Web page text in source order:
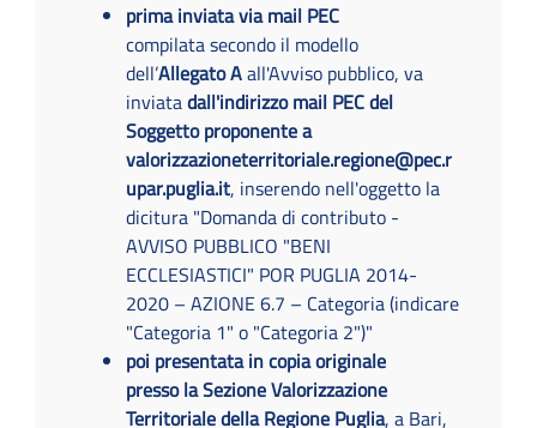
prima inviata via mail PEC
compilata secondo il modello
dell’Allegato Aall'Avviso pubblico, va
inviatadall'indirizzo mail PEC del
Soggetto proponente a
valorizzazioneterritoriale.regione@pec.r
upar.puglia.it, inserendo nell'oggetto la
dicitura "Domanda di contributo -
AVVISO PUBBLICO "BENI
ECCLESIASTICI" POR PUGLIA 2014-
2020 – AZIONE 6.7 – Categoria (indicare
"Categoria 1" o "Categoria 2")"
poi presentata in copia originale
presso la Sezione Valorizzazione
Territoriale della Regione Puglia, a Bari,